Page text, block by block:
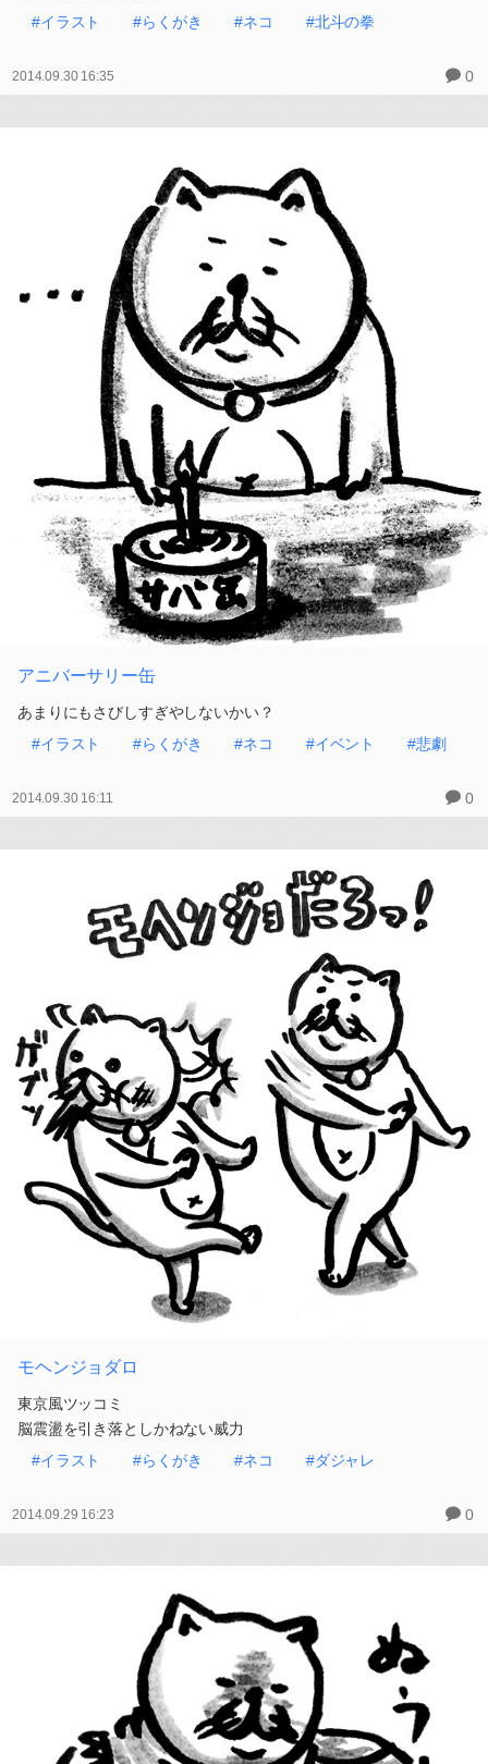
#イラスト
#らくがき #ネコ #北斗の拳
2014.09.30 16:35 0
アニバーサリー缶
あまりにもさびしすぎやしないかい？
#イラスト
#らくがき #ネコ #イベント #悲劇
2014.09.30 16:11 0
モヘンジョダロ
東京風ツッコミ
脳震盪を引き落としかねない威力
#イラスト
#らくがき #ネコ #ダジャレ
2014.09.29 16:23 0